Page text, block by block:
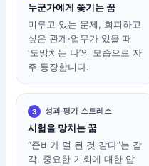
누군가에게 쫓기는 꿈
미루고 있는 문제, 회피하고
싶은 관계·업무가 있을 때
‘도망치는 나’의 모습으로 자
주 등장합니다.
3 성과·평가 스트레스
시험을 망치는 꿈
“준비가 덜 된 것 같다”는 감
각, 중요한 기회에 대한 압